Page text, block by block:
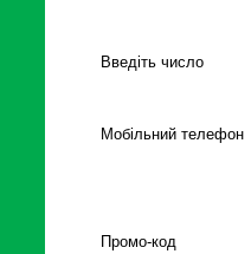
Введіть число
Мобільний телефон
Промо-код